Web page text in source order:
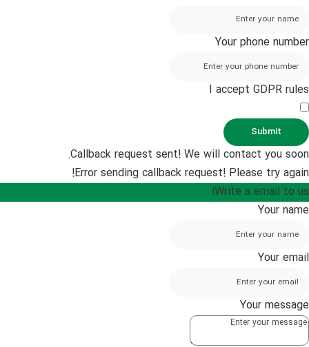
Your phone number
I accept GDPR rules
Submit
Callback request sent! We will contact you soon.
Error sending callback request! Please try again!
Write a email to us!
Your name
Your email
Your message